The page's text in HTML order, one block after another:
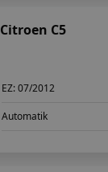
Citroen C5
EZ:07/2012
Automatik